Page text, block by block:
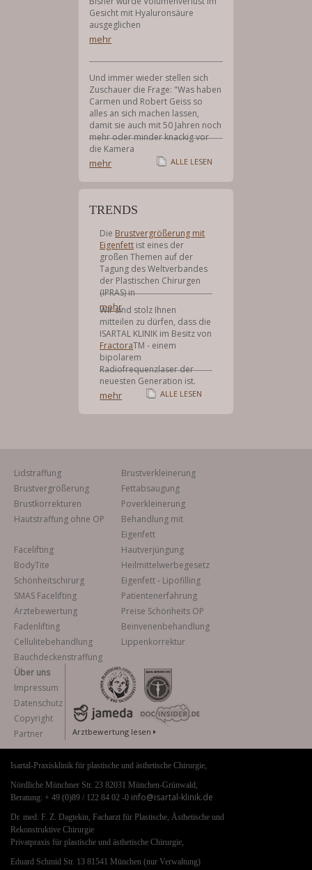
Gesicht mit Hyaluronsäure
ausgeglichen
mehr
Und immer wieder stellen sich
Zuschauer die Frage: "Was haben
Carmen und Robert Geiss so
alles an sich machen lassen,
damit sie auch mit 50 Jahren noch
mehr oder minder knackig vor
die Kamera
mehr ALLE LESEN
TRENDS
Die Brustvergrößerung mit
Eigenfett ist eines der
großen Themen auf der
Tagung des Weltverbandes
der Plastischen Chirurgen
(IPRAS) in
mehr
Wir sind stolz Ihnen
mitteilen zu dürfen, dass die
ISARTAL KLINIK im Besitz von
FractoraTM - einem
bipolarem
Radiofrequenzlaser der
neuesten Generation ist.
mehr ALLE LESEN
Lidstraffung
Brustverkleinerung
Brustvergrößerung
Fettabsaugung
Brustkorrekturen
Poverkleinerung
Hautstraffung ohne OP
Behandlung mit
Eigenfett
Facelifting
Hautverjüngung
BodyTite
Heilmittelwerbegesetz
Schönheitschirurg
Eigenfett - Lipofilling
SMAS Facelifting
Patientenerfahrung
Ärztebewertung
Preise Schönheits OP
Fadenlifting
Beinvenenbehandlung
Cellulitebehandlung
Lippenkorrektur
Bauchdeckenstraffung
Über uns
Impressum
Datenschutz
Copyright
Partner
Arztbewertung lesen
Isartal-Praxisklinik für plastische und ästhetische Chirurgie,
Nördliche Münchner Str. 23 82031 München-Grünwald,
Beratung: + 49 (0)89 / 122 84 02 -0 info@isartal-klinik.de
Dr. med. F. Z. Dagtekin, Facharzt für Plastische, Ästhetische und
Rekonstruktive Chirurgie
Privatpraxis für plastische und ästhetische Chirurgie,
Eduard Schmid Str. 13 81541 München (nur Verwaltung)